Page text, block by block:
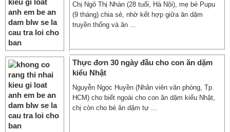
Chị Ngô Thị Nhàn (28 tuổi, Hà Nội), mẹ bé Pupu
(9 tháng) chia sẻ, nhờ kết hợp giữa ăn dặm
truyền thống và ăn ...
Thực đơn 30 ngày đầu cho con ăn dặm
kiểu Nhật
Nguyễn Ngọc Huyền (Nhân viên văn phòng, Tp.
HCM) cho biết ngoài cho con ăn dặm kiểu Nhật,
chị còn cho bé ăn dặm tự ...